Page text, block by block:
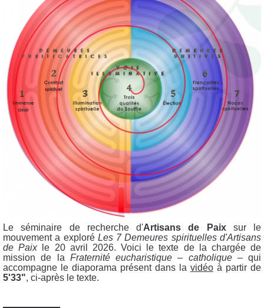
Le séminaire de recherche d'Artisans de Paixsur le
mouvement a exploré Les 7 Demeures spirituelles d'Artisans
de Paixle 20 avril 2026. Voici le texte de la chargée de
mission de la Fraternité eucharistique – catholique –qui
accompagne le diaporama présent dans la vidéo à partir de
5'33", ci-après le texte.